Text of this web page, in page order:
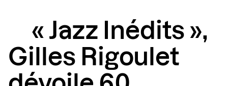
« Jazz Inédits »,
Gilles Rigoulet